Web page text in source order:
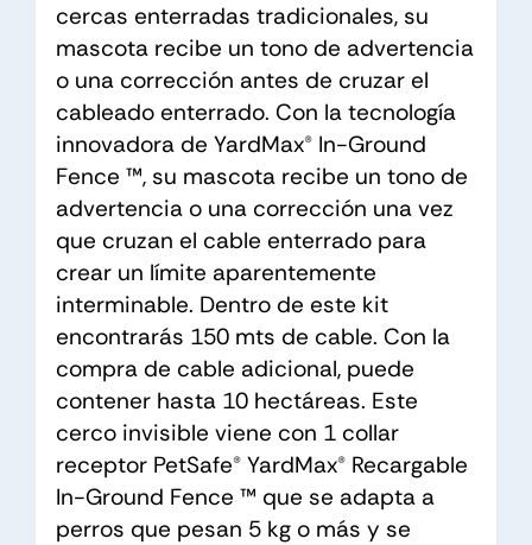
cercas enterradas tradicionales, su
mascota recibe un tono de advertencia
o una corrección antes de cruzar el
cableado enterrado. Con la tecnología
innovadora de YardMax®️ In-Ground
Fence ™️, su mascota recibe un tono de
advertencia o una corrección una vez
que cruzan el cable enterrado para
crear un límite aparentemente
interminable. Dentro de este kit
encontrarás 150 mts de cable. Con la
compra de cable adicional, puede
contener hasta 10 hectáreas. Este
cerco invisible viene con 1 collar
receptor PetSafe®️ YardMax®️ Recargable
In-Ground Fence ™️ que se adapta a
perros que pesan 5 kg o más y se